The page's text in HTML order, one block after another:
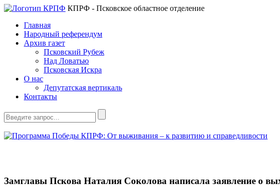
КПРФ - Псковское областное отделение
Главная
Народный референдум
Архив газет
Псковский Рубеж
Над Ловатью
Псковская Искра
О нас
Депутатская вертикаль
Контакты
Замглавы Пскова Наталия Соколова написала заявление о